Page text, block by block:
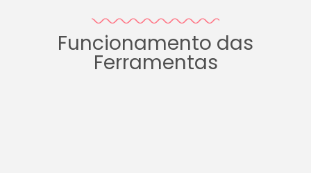
Funcionamento das
Ferramentas